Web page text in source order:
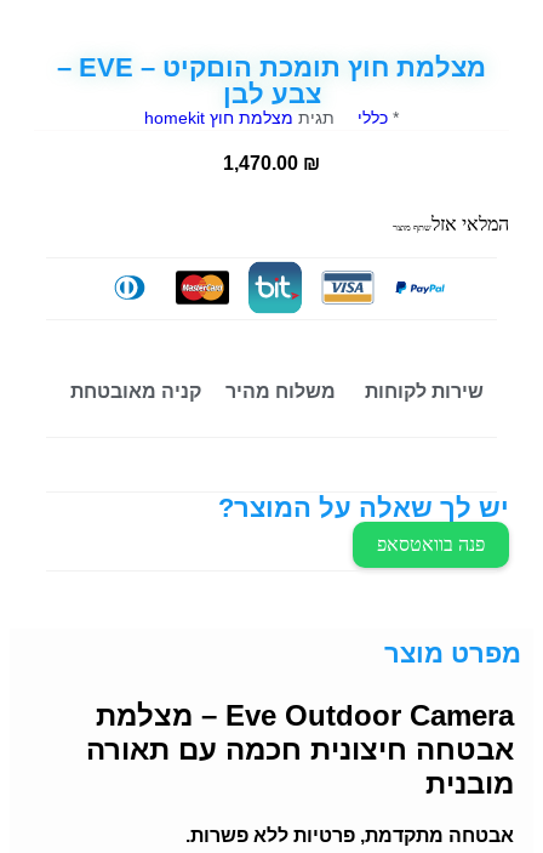
מצלמת חוץ תומכת הוםקיט – EVE –
צבע לבן
* כללי תגית מצלמת חוץ homekit
1,470.00 ₪
המלאי אזלשתף מוצר
שירות לקוחות משלוח מהיר קניה מאובטחת
יש לך שאלה על המוצר?
פנה בוואטסאפ
מפרט מוצר
Eve Outdoor Camera – מצלמת
אבטחה חיצונית חכמה עם תאורה
מובנית
אבטחה מתקדמת, פרטיות ללא פשרות.